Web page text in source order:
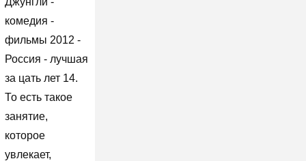
комедия -
фильмы 2012 -
Россия - лучшая
за цать лет 14.
То есть такое
занятие,
которое
увлекает,